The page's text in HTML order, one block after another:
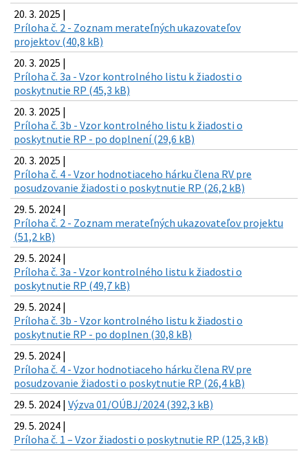
20. 3. 2025 |
Príloha č. 2 - Zoznam merateľných ukazovateľov
projektov (40,8 kB)
20. 3. 2025 |
Príloha č. 3a - Vzor kontrolného listu k žiadosti o
poskytnutie RP (45,3 kB)
20. 3. 2025 |
Príloha č. 3b - Vzor kontrolného listu k žiadosti o
poskytnutie RP - po doplnení (29,6 kB)
20. 3. 2025 |
Príloha č. 4 - Vzor hodnotiaceho hárku člena RV pre
posudzovanie žiadosti o poskytnutie RP (26,2 kB)
29. 5. 2024 |
Príloha č. 2 - Zoznam merateľných ukazovateľov projektu
(51,2 kB)
29. 5. 2024 |
Príloha č. 3a - Vzor kontrolného listu k žiadosti o
poskytnutie RP (49,7 kB)
29. 5. 2024 |
Príloha č. 3b - Vzor kontrolného listu k žiadosti o
poskytnutie RP - po doplnen (30,8 kB)
29. 5. 2024 |
Príloha č. 4 - Vzor hodnotiaceho hárku člena RV pre
posudzovanie žiadosti o poskytnutie RP (26,4 kB)
29. 5. 2024 | Výzva 01/OÚBJ/2024 (392,3 kB)
29. 5. 2024 |
Príloha č. 1 – Vzor žiadosti o poskytnutie RP (125,3 kB)